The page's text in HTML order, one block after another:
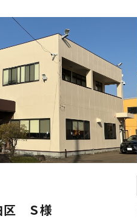
区 Ｓ様